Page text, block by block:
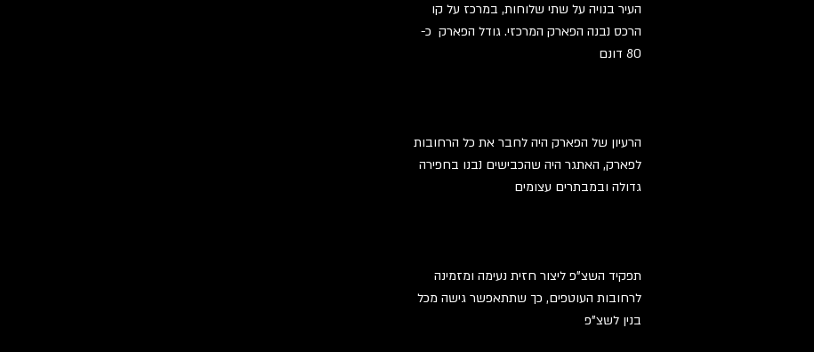
העיר בנויה על שתי שלוחות, במרכז על קו
הרכס נבנה הפארק המרכזי. גודל הפארק כ-
80 דונם
הרעיון של הפארק היה לחבר את כל הרחובות
לפארק, האתגר היה שהכבישים נבנו בחפירה
גדולה ובמבתרים עצומים
תפקיד השצ"פ ליצור חזית נעימה ומזמינה
לרחובות העוטפים, כך שתתאפשר גישה מכל
בנין לשצ"פ